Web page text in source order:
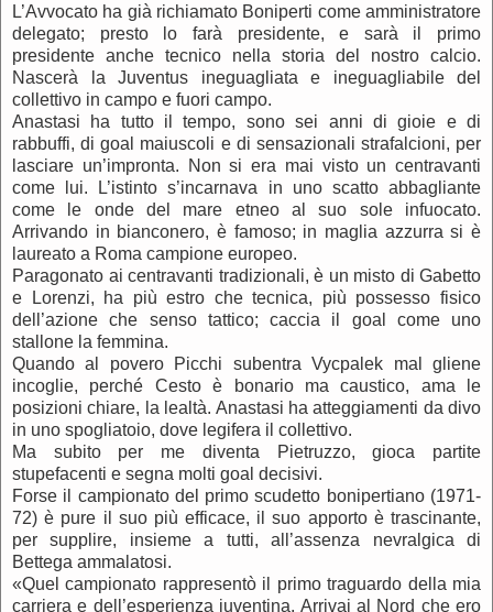
L’Avvocato ha già richiamato Boniperti come amministratore
delegato; presto lo farà presidente, e sarà il primo
presidente anche tecnico nella storia del nostro calcio.
Nascerà la Juventus ineguagliata e ineguagliabile del
collettivo in campo e fuori campo.
Anastasi ha tutto il tempo, sono sei anni di gioie e di
rabbuffi, di goal maiuscoli e di sensazionali strafalcioni, per
lasciare un’impronta. Non si era mai visto un centravanti
come lui. L’istinto s’incarnava in uno scatto abbagliante
come le onde del mare etneo al suo sole infuocato.
Arrivando in bianconero, è famoso; in maglia azzurra si è
laureato a Roma campione europeo.
Paragonato ai centravanti tradizionali, è un misto di Gabetto
e Lorenzi, ha più estro che tecnica, più possesso fisico
dell’azione che senso tattico; caccia il goal come uno
stallone la femmina.
Quando al povero Picchi subentra Vycpalek mal gliene
incoglie, perché Cesto è bonario ma caustico, ama le
posizioni chiare, la lealtà. Anastasi ha atteggiamenti da divo
in uno spogliatoio, dove legifera il collettivo.
Ma subito per me diventa Pietruzzo, gioca partite
stupefacenti e segna molti goal decisivi.
Forse il campionato del primo scudetto bonipertiano (1971-
72) è pure il suo più efficace, il suo apporto è trascinante,
per supplire, insieme a tutti, all’assenza nevralgica di
Bettega ammalatosi.
«Quel campionato rappresentò il primo traguardo della mia
carriera e dell’esperienza juventina. Arrivai al Nord che ero